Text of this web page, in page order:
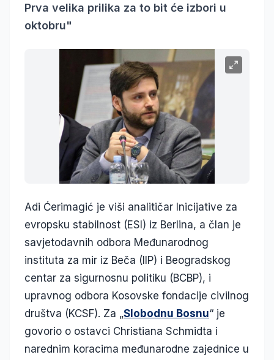
Prva velika prilika za to bit će izbori u
oktobru"
Adi Ćerimagić je viši analitičar Inicijative za
evropsku stabilnost (ESI) iz Berlina, a član je
savjetodavnih odbora Međunarodnog
instituta za mir iz Beča (IIP) i Beogradskog
centar za sigurnosnu politiku (BCBP), i
upravnog odbora Kosovske fondacije civilnog
društva (KCSF). Za „Slobodnu Bosnu“ je
govorio o ostavci Christiana Schmidta i
narednim koracima međunarodne zajednice u